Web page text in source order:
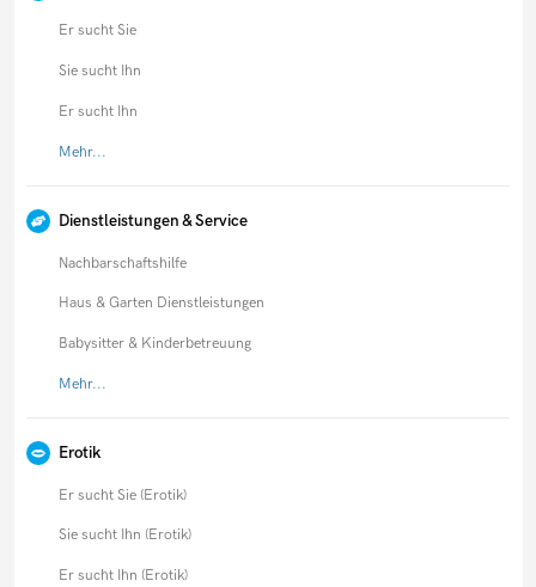
Er sucht Sie
Sie sucht Ihn
Er sucht Ihn
Mehr...
Dienstleistungen & Service
Nachbarschaftshilfe
Haus & Garten Dienstleistungen
Babysitter & Kinderbetreuung
Mehr...
Erotik
Er sucht Sie (Erotik)
Sie sucht Ihn (Erotik)
Er sucht Ihn (Erotik)